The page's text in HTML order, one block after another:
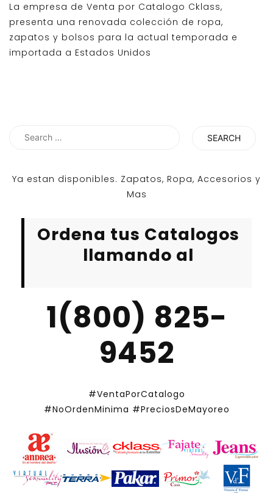
La empresa de Venta por Catalogo Cklass,
presenta una renovada colección de ropa,
zapatos y bolsos para la actual temporada e
importada a Estados Unidos
Search
Ya estan disponibles. Zapatos, Ropa, Accesorios y
Mas
Ordena tus Catalogos
llamando al
1(800) 825-
9452
#VentaPorCatalogo
#NoOrdenMinima #PreciosDeMayoreo